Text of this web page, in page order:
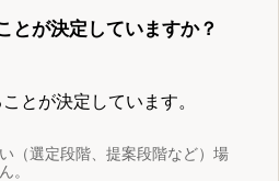
とが決定していますか？
とが決定しています。
（選定段階、提案段階など）場
。